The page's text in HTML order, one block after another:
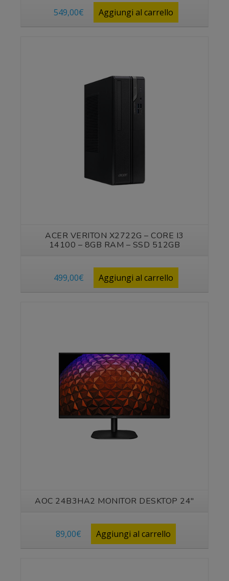
549,00€ Aggiungi al carrello
Vedi prodotto
ACER VERITON X2722G – CORE I3
14100 – 8GB RAM – SSD 512GB
499,00€ Aggiungi al carrello
Vedi prodotto
AOC 24B3HA2 MONITOR DESKTOP 24″
89,00€ Aggiungi al carrello